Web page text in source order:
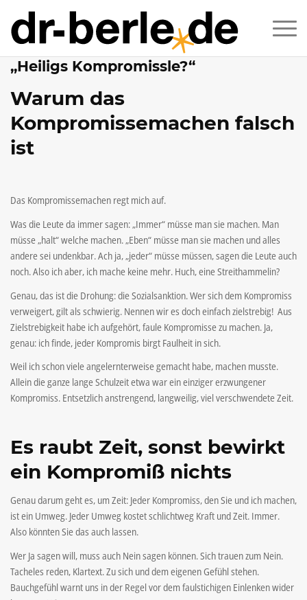
„Heiligs Kompromissle?“
Warum das
Kompromissemachen falsch
ist
Das Kompromissemachen regt mich auf.
Was die Leute da immer sagen: „Immer“ müsse man sie machen. Man
müsse „halt“ welche machen. „Eben“ müsse man sie machen und alles
andere sei undenkbar. Ach ja, „jeder“ müsse müssen, sagen die Leute auch
noch. Also ich aber, ich mache keine mehr. Huch, eine Streithammelin?
Genau, das ist die Drohung: die Sozialsanktion. Wer sich dem Kompromiss
verweigert, gilt als schwierig. Nennen wir es doch einfach zielstrebig! Aus
Zielstrebigkeit habe ich aufgehört, faule Kompromisse zu machen. Ja,
genau: ich finde, jeder Kompromis birgt Faulheit in sich.
Weil ich schon viele angelernterweise gemacht habe, machen musste.
Allein die ganze lange Schulzeit etwa war ein einziger erzwungener
Kompromiss. Entsetzlich anstrengend, langweilig, viel verschwendete Zeit.
Es raubt Zeit, sonst bewirkt
ein Kompromiß nichts
Genau darum geht es, um Zeit: Jeder Kompromiss, den Sie und ich machen,
ist ein Umweg. Jeder Umweg kostet schlichtweg Kraft und Zeit. Immer.
Also könnten Sie das auch lassen.
Wer Ja sagen will, muss auch Nein sagen können. Sich trauen zum Nein.
Tacheles reden, Klartext. Zu sich und dem eigenen Gefühl stehen.
Bauchgefühl warnt uns in der Regel vor dem faulstichigen Einlenken wider